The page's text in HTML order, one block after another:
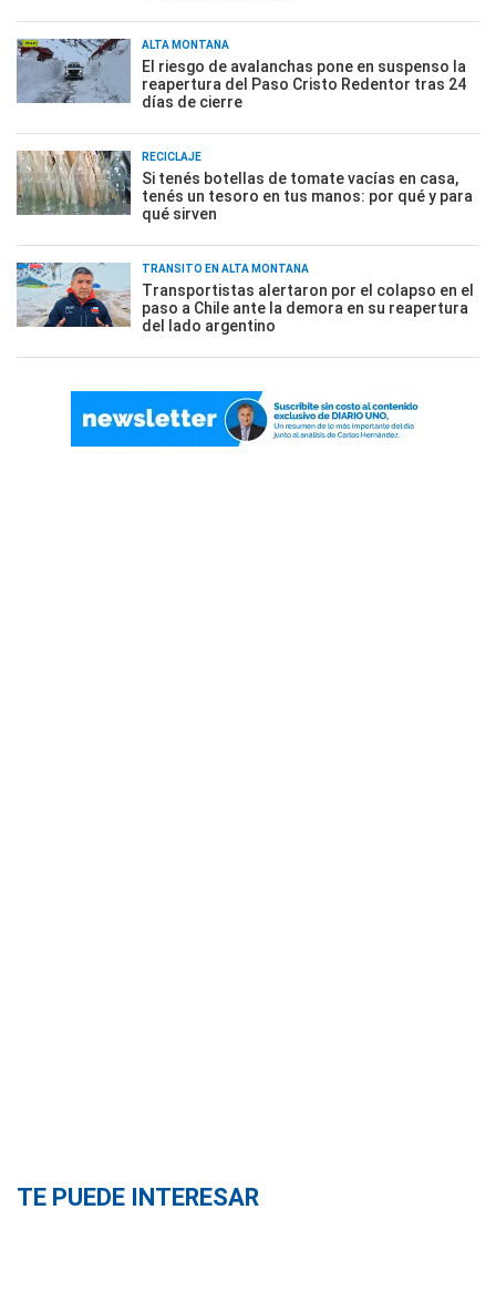
ALTA MONTAÑA
El riesgo de avalanchas pone en suspenso la
reapertura del Paso Cristo Redentor tras 24
días de cierre
RECICLAJE
Si tenés botellas de tomate vacías en casa,
tenés un tesoro en tus manos: por qué y para
qué sirven
TRÁNSITO EN ALTA MONTAÑA
Transportistas alertaron por el colapso en el
paso a Chile ante la demora en su reapertura
del lado argentino
TE PUEDE INTERESAR